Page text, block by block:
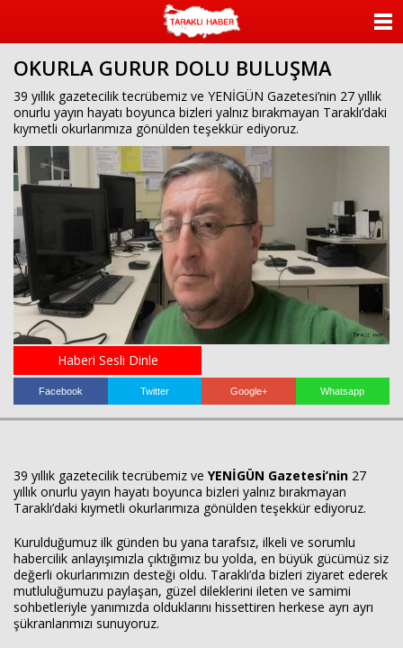
OKURLA GURUR DOLU BULUŞMA
39 yıllık gazetecilik tecrübemiz ve YENİGÜN Gazetesi’nin 27 yıllık
onurlu yayın hayatı boyunca bizleri yalnız bırakmayan Taraklı’daki
kıymetli okurlarımıza gönülden teşekkür ediyoruz.
Haberi Sesli Dinle
Facebook Twitter Google+ Whatsapp
39 yıllık gazetecilik tecrübemiz ve YENİGÜN Gazetesi’nin 27
yıllık onurlu yayın hayatı boyunca bizleri yalnız bırakmayan
Taraklı’daki kıymetli okurlarımıza gönülden teşekkür ediyoruz.
Kurulduğumuz ilk günden bu yana tarafsız, ilkeli ve sorumlu
habercilik anlayışımızla çıktığımız bu yolda, en büyük gücümüz siz
değerli okurlarımızın desteği oldu. Taraklı’da bizleri ziyaret ederek
mutluluğumuzu paylaşan, güzel dileklerini ileten ve samimi
sohbetleriyle yanımızda olduklarını hissettiren herkese ayrı ayrı
şükranlarımızı sunuyoruz.
KATEGORİLER
YAZARLAR
VİDEO GALERİ
KÜNYE